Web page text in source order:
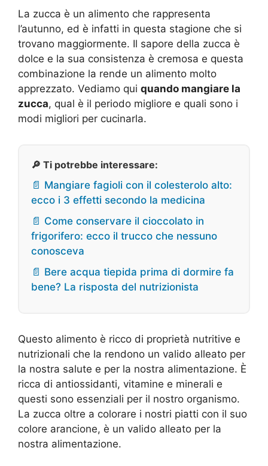
La zucca è un alimento che rappresenta
l’autunno, ed è infatti in questa stagione che si
trovano maggiormente. Il sapore della zucca è
dolce e la sua consistenza è cremosa e questa
combinazione la rende un alimento molto
apprezzato. Vediamo qui quando mangiare la
zucca, qual è il periodo migliore e quali sono i
modi migliori per cucinarla.
🔎 Ti potrebbe interessare:
📄 Mangiare fagioli con il colesterolo alto:
ecco i 3 effetti secondo la medicina
📄 Come conservare il cioccolato in
frigorifero: ecco il trucco che nessuno
conosceva
📄 Bere acqua tiepida prima di dormire fa
bene? La risposta del nutrizionista
Questo alimento è ricco di proprietà nutritive e
nutrizionali che la rendono un valido alleato per
la nostra salute e per la nostra alimentazione. È
ricca di antiossidanti, vitamine e minerali e
questi sono essenziali per il nostro organismo.
La zucca oltre a colorare i nostri piatti con il suo
colore arancione, è un valido alleato per la
nostra alimentazione.